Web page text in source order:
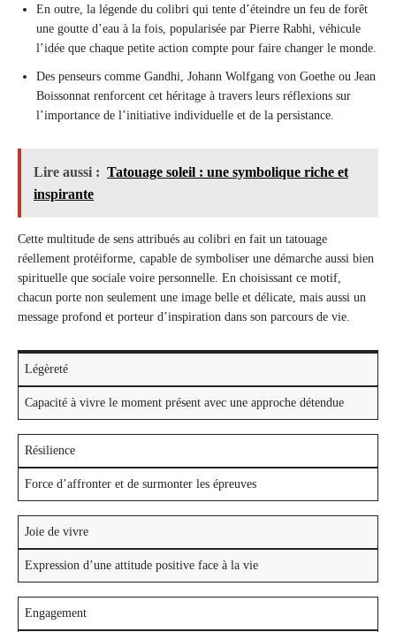
En outre, la légende du colibri qui tente d’éteindre un feu de forêt
une goutte d’eau à la fois, popularisée par Pierre Rabhi, véhicule
l’idée que chaque petite action compte pour faire changer le monde.
Des penseurs comme Gandhi, Johann Wolfgang von Goethe ou Jean
Boissonnat renforcent cet héritage à travers leurs réflexions sur
l’importance de l’initiative individuelle et de la persistance.
Lire aussi : Tatouage soleil : une symbolique riche et
inspirante
Cette multitude de sens attribués au colibri en fait un tatouage
réellement protéiforme, capable de symboliser une démarche aussi bien
spirituelle que sociale voire personnelle. En choisissant ce motif,
chacun porte non seulement une image belle et délicate, mais aussi un
message profond et porteur d’inspiration dans son parcours de vie.
Légèreté
Capacité à vivre le moment présent avec une approche détendue
Résilience
Force d’affronter et de surmonter les épreuves
Joie de vivre
Expression d’une attitude positive face à la vie
Engagement